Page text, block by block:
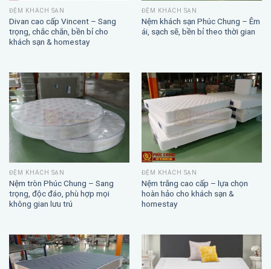
ĐỆM KHÁCH SẠN
Divan cao cấp Vincent – Sang
trọng, chắc chắn, bền bỉ cho
khách sạn & homestay
ĐỆM KHÁCH SẠN
Nệm khách sạn Phúc Chung – Êm
ái, sạch sẽ, bền bỉ theo thời gian
ĐỆM KHÁCH SẠN
Nệm tròn Phúc Chung – Sang
trọng, độc đáo, phù hợp mọi
không gian lưu trú
ĐỆM KHÁCH SẠN
Nệm trắng cao cấp – lựa chọn
hoàn hảo cho khách sạn &
homestay